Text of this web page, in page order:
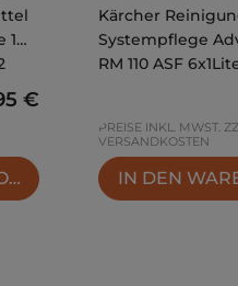
1
Preis:
€
Kärcher
Systempflege
RM 110 ASF
PREISE INKL. MWST.
VERSANDKOSTEN
IN DEN